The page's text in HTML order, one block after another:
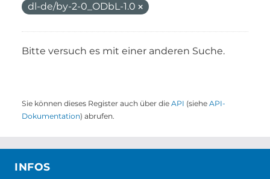
dl-de/by-2-0_ODbL-1.0
Bitte versuch es mit einer anderen Suche.
Sie können dieses Register auch über die API (siehe API-
Dokumentation) abrufen.
INFOS